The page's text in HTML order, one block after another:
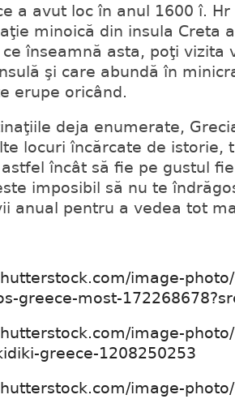
a avut loc în anul 1600 î.
minoică din insula Creta
înseamnă asta, poţi vizita
şi care abundă în
erupe oricând.
deja enumerate,
locuri încărcate de istorie,
încât să fie pe gustul
imposibil să nu te
anual pentru a vedea tot
image-
greece-most-
image-
greece-1208250253
image-